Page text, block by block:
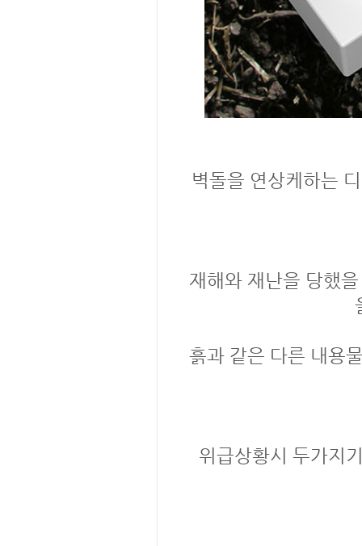
벽돌을 연상케하는
재해와 재난을 당했
흙과 같은 다른 내용
위급상황시 두가지